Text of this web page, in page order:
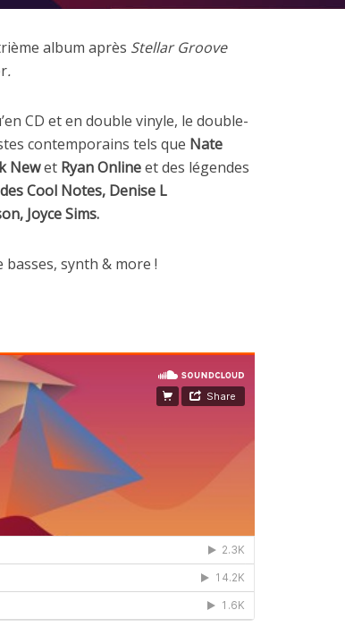
album après Stellar Groove
.
CD et en double vinyle, le double-
contemporains tels que Nate
Newet Ryan Onlineet des légendes
Cool Notes, Denise L
Joyce Sims.
synth & more !